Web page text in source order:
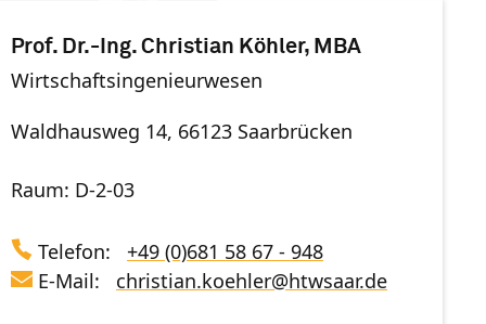
Prof. Dr.-Ing. Christian Köhler, MBA
Wirtschaftsingenieurwesen
Waldhausweg 14, 66123 Saarbrücken
Raum: D-2-03
Telefon:
+49 (0)681 58 67 - 948
E-Mail:
christian.koehler@htwsaar.de